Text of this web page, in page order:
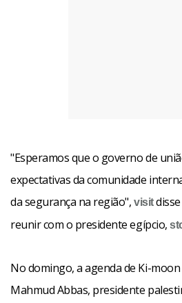
"Esperamos que o governo de
expectativas da comunidade
da segurança na região",visit
reunir com o presidente egípcio,
No domingo, a agenda de Ki-
Mahmud Abbas, presidente